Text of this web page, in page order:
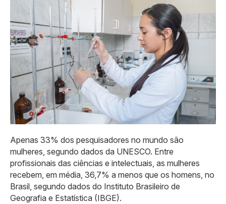
Apenas 33% dos pesquisadores no mundo são
mulheres, segundo dados da UNESCO. Entre
profissionais das ciências e intelectuais, as mulheres
recebem, em média, 36,7% a menos que os homens, no
Brasil, segundo dados do Instituto Brasileiro de
Geografia e Estatística (IBGE).